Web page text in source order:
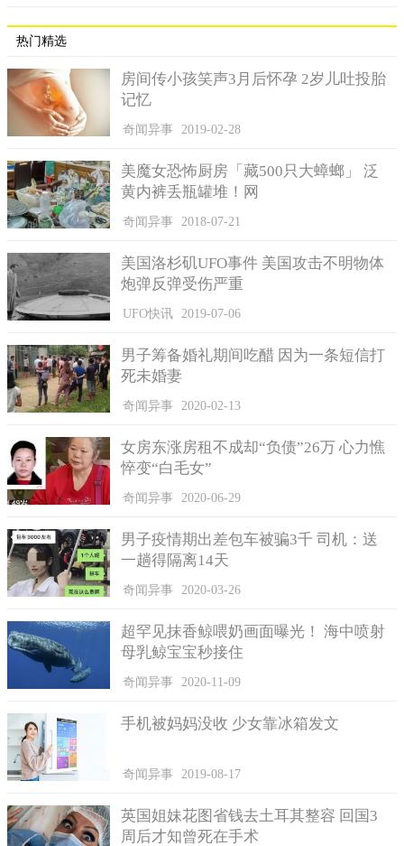
和牙齿完全没因为时间流逝而腐败，团队中的铃木直树教授运用X
光电脑断层扫描发现，肌肉、内脏、骨骼、脑部都保存的很良
好，可以用来研究当时狮子的运动能力和生态。解剖斯遗体后还
得知，斯巴达克胃部没有任何残留物，可能是刚出生没多久，都
还来不及进食，就失去妈妈的保护而被冻死。
此外，距离斯巴达克15公尺处还有一头胖呼呼的幼狮遗骸，
科学家把它命名为鲍里斯（Boris），外型比较大只，生存的时间
可能比斯巴达克多几天，但遗体状态并没有非常好，尾部已经不
见。此外，该团队2015年到2017年已经发现了3头幼狮，斯巴达
克、鲍里斯是第4和第5头。
由于斯巴达克的遗体状态完好，科学家能清楚看见它身上带
Tikhonov）指出，古代洞穴的壁画中，都会把狮子加上斑点，现
在可以证实古人画的是真的。不过，鲍里斯身上并没有斑点，科
学家认为它们可能是2头不同品种的狮子。
热门精选
房间传小孩笑声3月后怀孕 2岁儿吐投胎
记忆
奇闻异事 2019-02-28
美魔女恐怖厨房「藏500只大蟑螂」 泛
黄内裤丢瓶罐堆！网
奇闻异事 2018-07-21
美国洛杉矶UFO事件 美国攻击不明物体
炮弹反弹受伤严重
UFO快讯 2019-07-06
男子筹备婚礼期间吃醋 因为一条短信打
死未婚妻
奇闻异事 2020-02-13
女房东涨房租不成却“负债”26万 心力憔
悴变“白毛女”
奇闻异事 2020-06-29
男子疫情期出差包车被骗3千 司机：送
一趟得隔离14天
奇闻异事 2020-03-26
超罕见抹香鲸喂奶画面曝光！ 海中喷射
母乳鲸宝宝秒接住
奇闻异事 2020-11-09
手机被妈妈没收 少女靠冰箱发文
奇闻异事 2019-08-17
英国姐妹花图省钱去土耳其整容 回国3
周后才知曾死在手术